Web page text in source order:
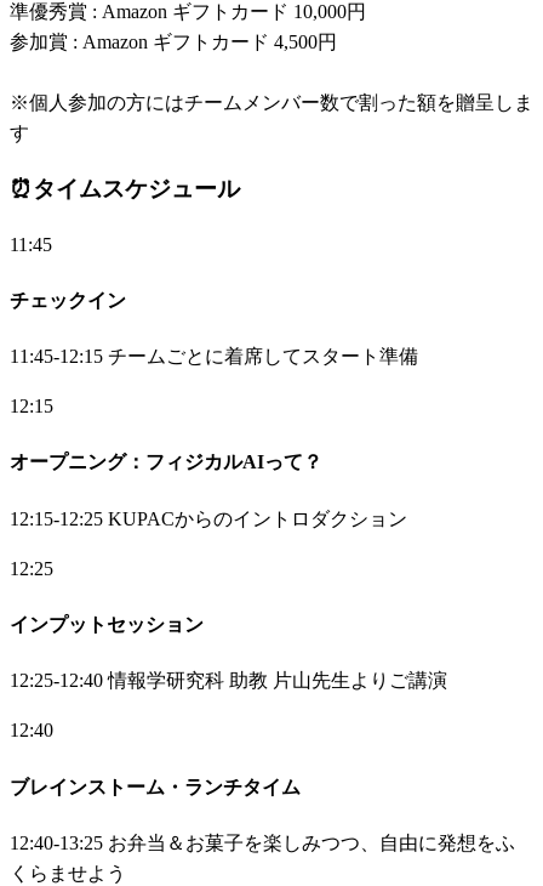
準優秀賞 : Amazon ギフトカード 10,000円
参加賞 : Amazon ギフトカード 4,500円
※個人参加の方にはチームメンバー数で割った額を贈呈しま
す
⏰ タイムスケジュール
11:45
チェックイン
11:45-12:15 チームごとに着席してスタート準備
12:15
オープニング：フィジカルAIって？
12:15-12:25 KUPACからのイントロダクション
12:25
インプットセッション
12:25-12:40 情報学研究科 助教 片山先生よりご講演
12:40
ブレインストーム・ランチタイム
12:40-13:25 お弁当＆お菓子を楽しみつつ、自由に発想をふ
くらませよう